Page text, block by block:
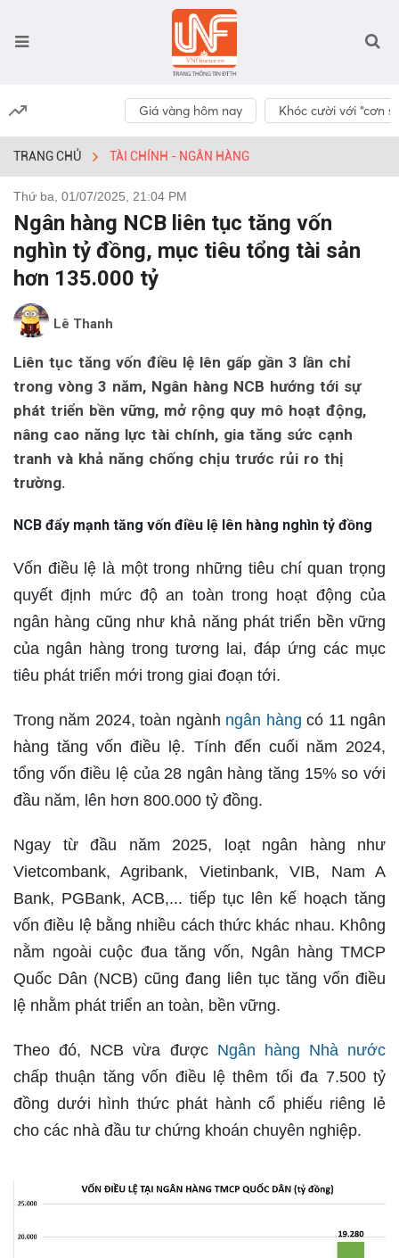
Giá vàng hôm nay Khóc cười với “cơn
TRANG CHỦ TÀI CHÍNH - NGÂN HÀNG
Thứ ba, 01/07/2025, 21:04 PM
Ngân hàng NCB liên tục tăng vốn
nghìn tỷ đồng, mục tiêu tổng tài sản
hơn 135.000 tỷ
Lê Thanh
Liên tục tăng vốn điều lệ lên gấp gần 3 lần chỉ
trong vòng 3 năm, Ngân hàng NCB hướng tới sự
phát triển bền vững, mở rộng quy mô hoạt động,
nâng cao năng lực tài chính, gia tăng sức cạnh
tranh và khả năng chống chịu trước rủi ro thị
trường.
NCB đẩy mạnh tăng vốn điều lệ lên hàng nghìn tỷ đồng
Vốn điều lệ là một trong những tiêu chí quan trọng
quyết định mức độ an toàn trong hoạt động của
ngân hàng cũng như khả năng phát triển bền vững
của ngân hàng trong tương lai, đáp ứng các mục
tiêu phát triển mới trong giai đoạn tới.
Trong năm 2024, toàn ngành ngân hàng có 11 ngân
hàng tăng vốn điều lệ. Tính đến cuối năm 2024,
tổng vốn điều lệ của 28 ngân hàng tăng 15% so với
đầu năm, lên hơn 800.000 tỷ đồng.
Ngay từ đầu năm 2025, loạt ngân hàng như
Vietcombank, Agribank, Vietinbank, VIB, Nam A
Bank, PGBank, ACB,... tiếp tục lên kế hoạch tăng
vốn điều lệ bằng nhiều cách thức khác nhau. Không
nằm ngoài cuộc đua tăng vốn, Ngân hàng TMCP
Quốc Dân (NCB) cũng đang liên tục tăng vốn điều
lệ nhằm phát triển an toàn, bền vững.
Theo đó, NCB vừa được Ngân hàng Nhà nước
chấp thuận tăng vốn điều lệ thêm tối đa 7.500 tỷ
đồng dưới hình thức phát hành cổ phiếu riêng lẻ
cho các nhà đầu tư chứng khoán chuyên nghiệp.